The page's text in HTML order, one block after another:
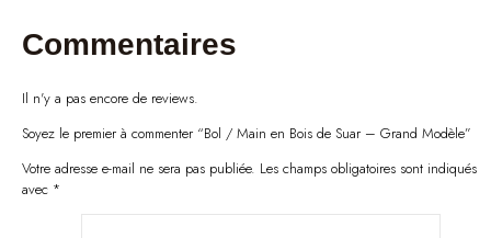
Commentaires
Il n'y a pas encore de reviews.
Soyez le premier à commenter “Bol / Main en Bois de Suar – Grand Modèle”
Votre adresse e-mail ne sera pas publiée. Les champs obligatoires sont indiqués
avec *